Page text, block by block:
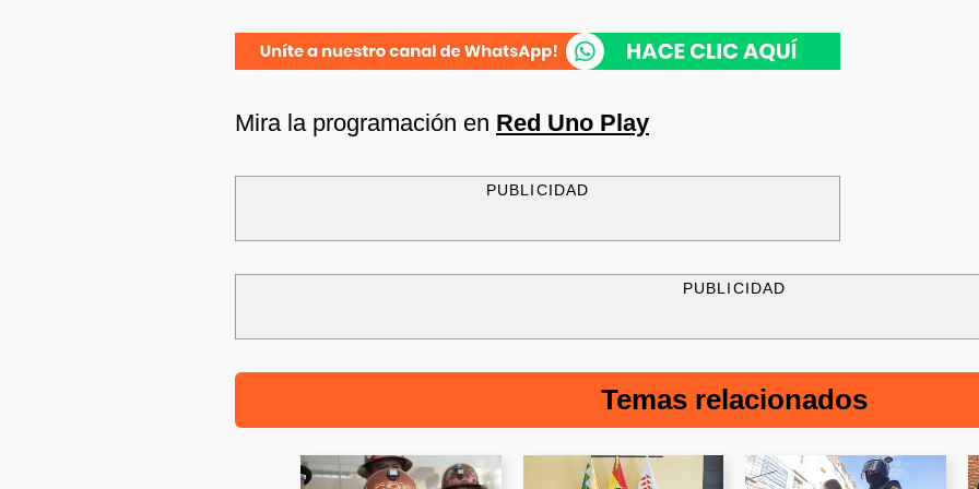
Mira la programación en Red Uno Play
PUBLICIDAD
PUBLICIDAD
Temas relacionados